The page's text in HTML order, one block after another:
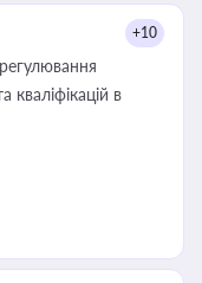
+10
кваліфікацій в